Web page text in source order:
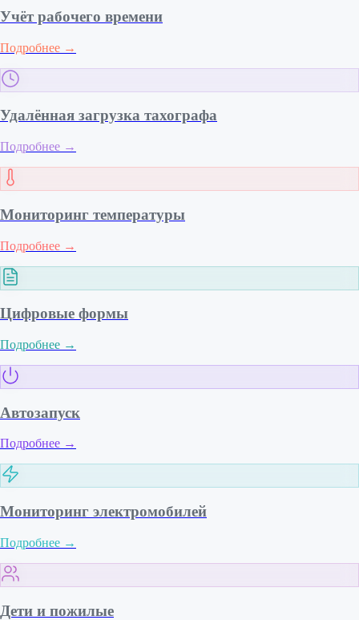
Учёт рабочего времени
Подробнее →
Удалённая загрузка тахографа
Подробнее →
Мониторинг температуры
Подробнее →
Цифровые формы
Подробнее →
Автозапуск
Подробнее →
Мониторинг электромобилей
Подробнее →
Дети и пожилые